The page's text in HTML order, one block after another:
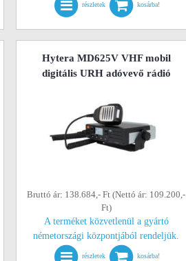
részletek kosárba!
Hytera MD625V VHF mobil
digitális URH adóvevő rádió
Bruttó ár: 138.684,- Ft (Nettó ár: 109.200,-
Ft)
A terméket közvetlenül a gyártó
németországi központjából rendeljük.
részletek kosárba!